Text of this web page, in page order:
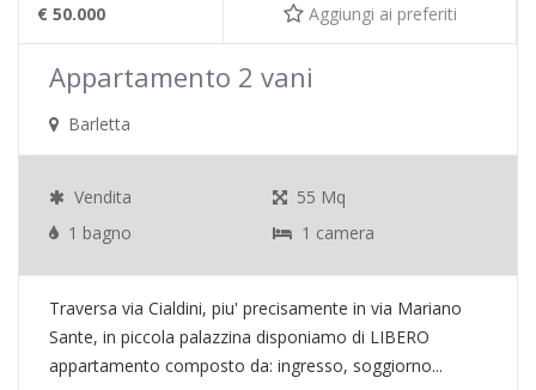
€ 50.000 Aggiungi ai preferiti
Appartamento 2 vani
Barletta
Vendita
55 Mq
1 bagno
1 camera
Traversa via Cialdini, piu' precisamente in via Mariano
Sante, in piccola palazzina disponiamo di LIBERO
appartamento composto da: ingresso, soggiorno...